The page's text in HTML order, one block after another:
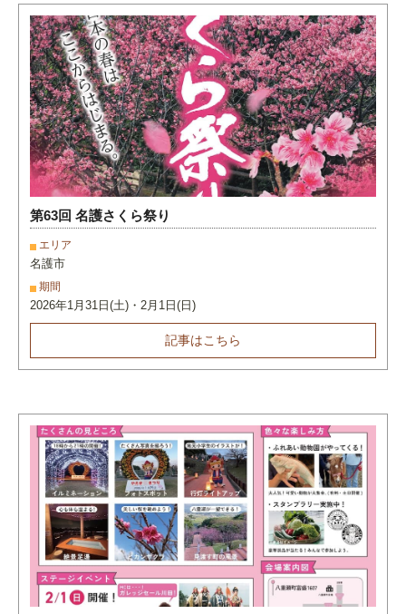
第63回 名護さくら祭り
エリア
名護市
期間
2026年1月31日(土)・2月1日(日)
記事はこちら